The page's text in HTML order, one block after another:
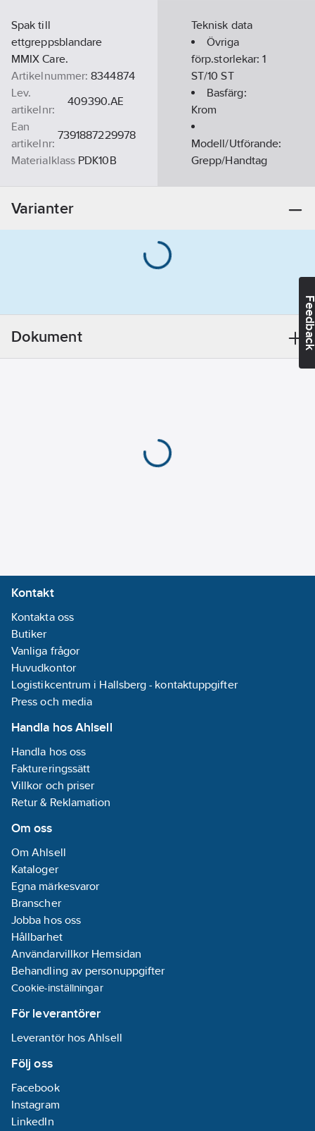
Spak till
ettgreppsblandare
MMIX Care.
Artikelnummer: 8344874
Lev.
artikelnr:
409390.AE
Ean
artikelnr:
7391887229978
Materialklass PDK10B
Teknisk data
Övriga
förp.storlekar:1
ST/10 ST
Basfärg:
Krom
Modell/Utförande:
Grepp/Handtag
Temperaturindikering:
REACH -
Bly
Varianter
Dokument
Kontakt
Kontakta oss
Butiker
Vanliga frågor
Huvudkontor
Logistikcentrum i Hallsberg - kontaktuppgifter
Press och media
Handla hos Ahlsell
Handla hos oss
Faktureringssätt
Villkor och priser
Retur & Reklamation
Om oss
Om Ahlsell
Kataloger
Egna märkesvaror
Branscher
Jobba hos oss
Hållbarhet
Användarvillkor Hemsidan
Behandling av personuppgifter
Cookie-inställningar
För leverantörer
Leverantör hos Ahlsell
Följ oss
Facebook
Instagram
LinkedIn